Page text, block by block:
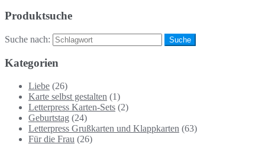
Produktsuche
Suche nach:
Kategorien
Liebe (26)
Karte selbst gestalten (1)
Letterpress Karten-Sets (2)
Geburtstag (24)
Letterpress Grußkarten und Klappkarten (63)
Für die Frau (26)